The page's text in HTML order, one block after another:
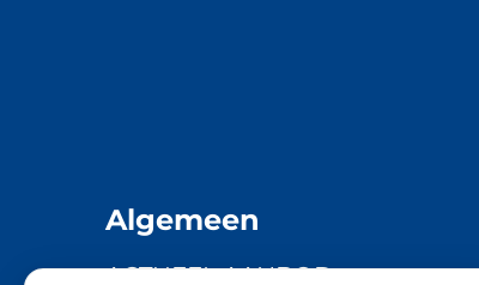
Algemeen
ACTUEEL AANBOD